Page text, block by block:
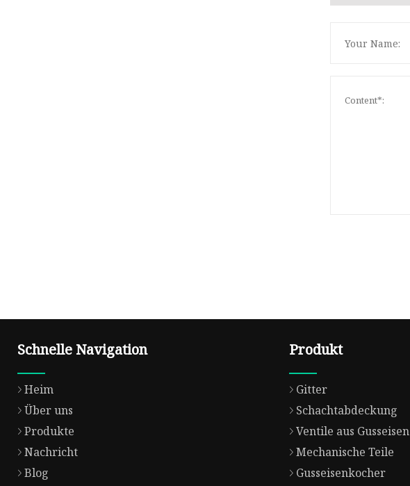
Schnelle Navigation
Heim
Über uns
Produkte
Nachricht
Blog
Produkt
Gitter
Schachtabdeckung
Ventile aus Gusseisen
Mechanische Teile
Gusseisenkocher